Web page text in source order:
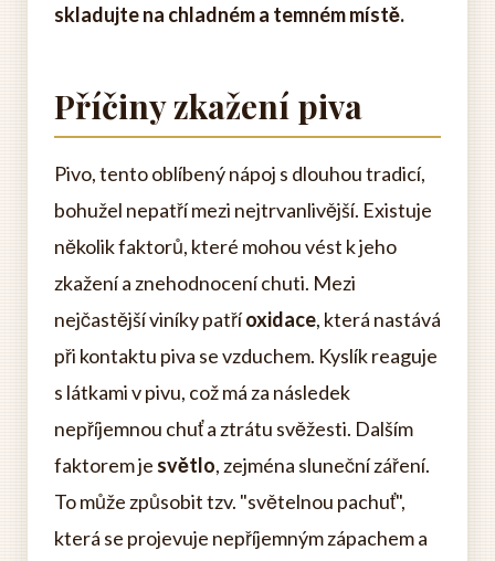
skladujte na chladném a temném místě.
Příčiny zkažení piva
Pivo, tento oblíbený nápoj s dlouhou tradicí,
bohužel nepatří mezi nejtrvanlivější. Existuje
několik faktorů, které mohou vést k jeho
zkažení a znehodnocení chuti. Mezi
nejčastější viníky patříoxidace, která nastává
při kontaktu piva se vzduchem. Kyslík reaguje
s látkami v pivu, což má za následek
nepříjemnou chuť a ztrátu svěžesti. Dalším
faktorem je světlo, zejména sluneční záření.
To může způsobit tzv. "světelnou pachuť",
která se projevuje nepříjemným zápachem a